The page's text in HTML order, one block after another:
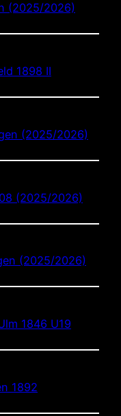
(2025/2026)
1898 II
(2025/2026)
(2025/2026)
(2025/2026)
1846 U19
1892